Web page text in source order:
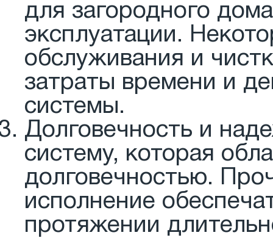
для загородного
эксплуатации.
обслуживания и
затраты времени и
системы.
Долговечность и
систему, которая
долговечностью.
исполнение
протяжении